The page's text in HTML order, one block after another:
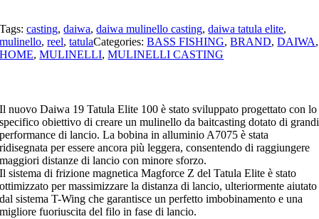
Tags:casting,daiwa,daiwa mulinello casting,daiwa tatula elite,
mulinello,reel,tatulaCategories:BASS FISHING,BRAND,DAIWA,
HOME,MULINELLI,MULINELLI CASTING
Il nuovo Daiwa 19 Tatula Elite 100 è stato sviluppato progettato con lo
specifico obiettivo di creare un mulinello da baitcasting dotato di grandi
performance di lancio. La bobina in alluminio A7075 è stata
ridisegnata per essere ancora più leggera, consentendo di raggiungere
maggiori distanze di lancio con minore sforzo.
Il sistema di frizione magnetica Magforce Z del Tatula Elite è stato
ottimizzato per massimizzare la distanza di lancio, ulteriormente aiutato
dal sistema T-Wing che garantisce un perfetto imbobinamento e una
migliore fuoriuscita del filo in fase di lancio.